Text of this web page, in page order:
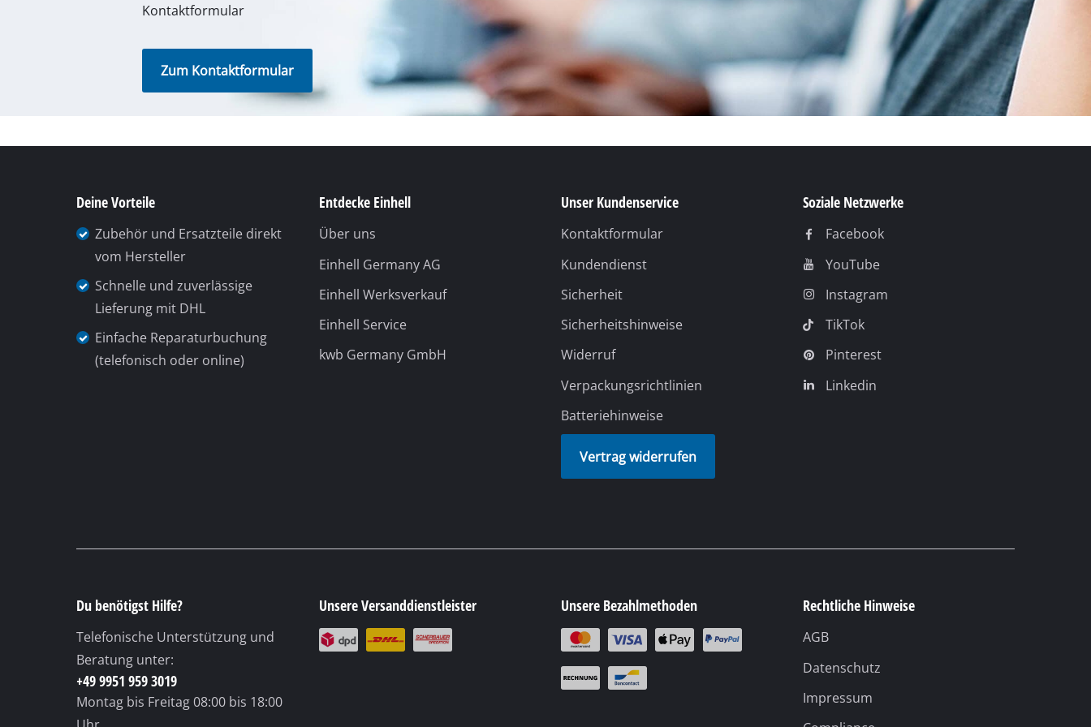
Laser / Messgeräte
Farbsprühgeräte
Hub- / Zugmaschinen
Sonstige Geräte
Elektroheizgeräte
Fugenreiniger
Laubsauger
Laubbläser
Sägekettenschärfgeräte
Kontaktformular
Zum Kontaktformular
Deine Vorteile
Zubehör und Ersatzteile direkt
vom Hersteller
Schnelle und zuverlässige
Lieferung mit DHL
Einfache Reparaturbuchung
(telefonisch oder online)
Entdecke Einhell
Über uns
Einhell Germany AG
Einhell Werksverkauf
Einhell Service
kwb Germany GmbH
Unser Kundenservice
Kontaktformular
Kundendienst
Sicherheit
Sicherheitshinweise
Widerruf
Verpackungsrichtlinien
Batteriehinweise
Vertrag widerrufen
Soziale Netzwerke
Facebook
YouTube
Instagram
TikTok
Pinterest
Linkedin
Du benötigst Hilfe?
Telefonische Unterstützung und
Beratung unter:
+49 9951 959 3019
Montag bis Freitag08:00 bis 18:00
Unsere Versanddienstleister Unsere Bezahlmethoden Rechtliche Hinweise
AGB
Datenschutz
Impressum